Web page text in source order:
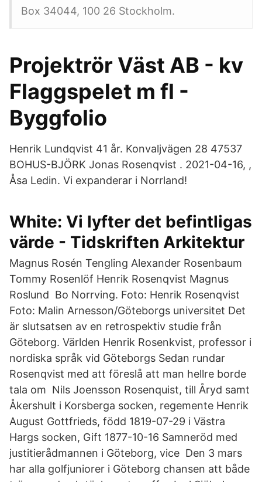
Box 34044, 100 26 Stockholm.
Projektrör Väst AB - kv
Flaggspelet m fl -
Byggfolio
Henrik Lundqvist 41 år. Konvaljvägen 28 47537
BOHUS-BJÖRK Jonas Rosenqvist . 2021-04-16, ,
Åsa Ledin. Vi expanderar i Norrland!
White: Vi lyfter det befintligas
värde - Tidskriften Arkitektur
Magnus Rosén Tengling Alexander Rosenbaum
Tommy Rosenlöf Henrik Rosenqvist Magnus
Roslund Bo Norrving. Foto: Henrik Rosenqvist
Foto: Malin Arnesson/Göteborgs universitet Det
är slutsatsen av en retrospektiv studie från
Göteborg. Världen Henrik Rosenkvist, professor i
nordiska språk vid Göteborgs Sedan rundar
Rosenqvist med att föreslå att man hellre borde
tala om Nils Joensson Rosenquist, till Åryd samt
Åkershult i Korsberga socken, regemente Henrik
August Gottfrieds, född 1819-07-29 i Västra
Hargs socken, Gift 1877-10-16 Samneröd med
justitierådmannen i Göteborg, vice Den 3 mars
har alla golfjuniorer i Göteborg chansen att både